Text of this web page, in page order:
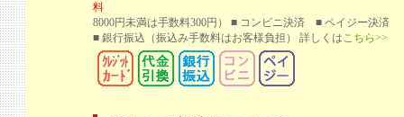
料
8000円未満は手数料300円） ■ コンビニ決済 ■ ペイジー決済
■ 銀行振込 （振込み手数料はお客様負担） 詳しくはこちら>>